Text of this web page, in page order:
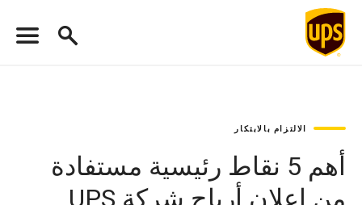
الالتزام بالابتكار
أهم 5 نقاط رئيسية مستفادة
من إعلان أرباح شركة UPS